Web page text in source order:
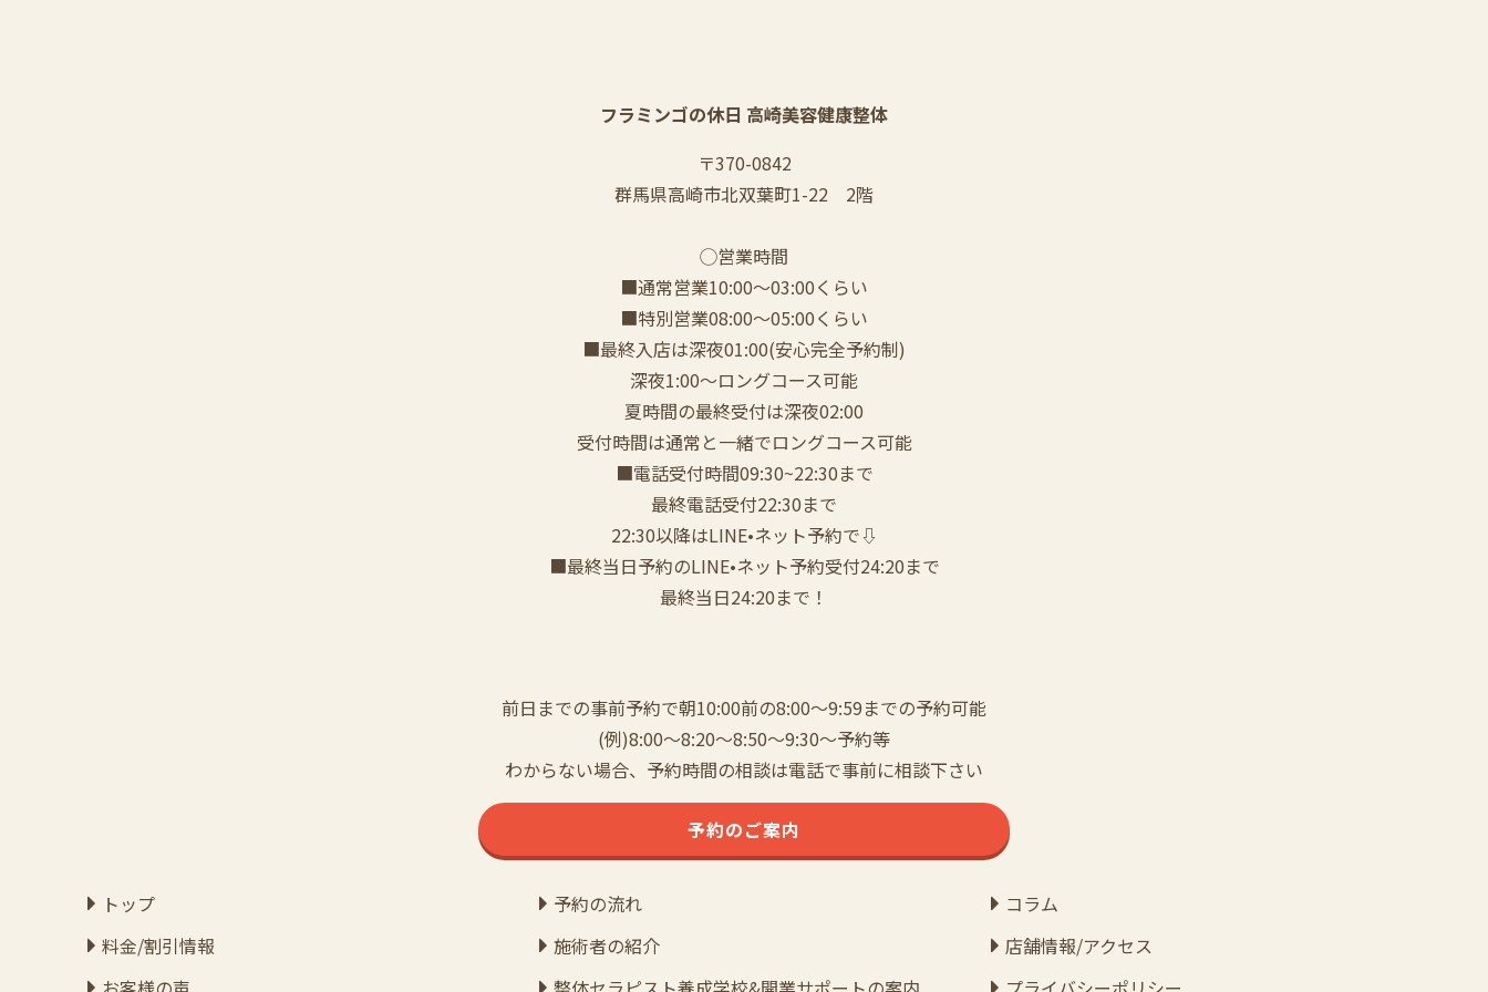
フラミンゴの休日 高崎美容健康整体
〒370-0842
群馬県高崎市北双葉町1-22 2階
◯営業時間
■通常営業10:00〜03:00くらい
■特別営業08:00〜05:00くらい
■最終入店は深夜01:00(安心完全予約制)
深夜1:00〜ロングコース可能
夏時間の最終受付は深夜02:00
受付時間は通常と一緒でロングコース可能
■電話受付時間09:30~22:30まで
️最終電話受付22:30まで
22:30以降はLINE•ネット予約で⇩
■最終当日予約のLINE•ネット予約受付24:20まで
最終当日24:20まで！
前日までの事前予約で朝10:00前の8:00〜9:59までの予約可能
(例)8:00〜8:20〜8:50〜9:30〜予約等
わからない場合、予約時間の相談は電話で事前に相談下さい
予約のご案内
トップ
料金/割引情報
予約の流れ
施術者の紹介
コラム
店舗情報/アクセス